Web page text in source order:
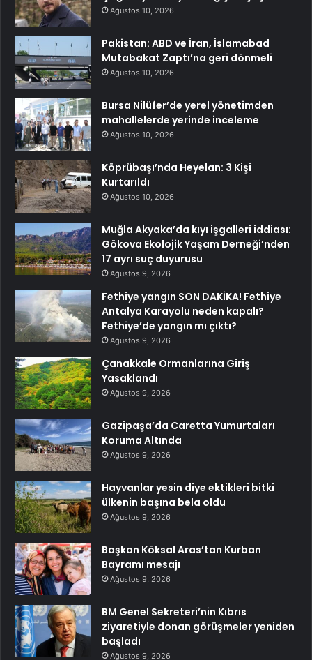
Ağustos 10, 2026
Pakistan: ABD ve İran, İslamabad
Mutabakat Zaptı’na geri dönmeli
Ağustos 10, 2026
Bursa Nilüfer’de yerel yönetimden
mahallelerde yerinde inceleme
Ağustos 10, 2026
Köprübaşı’nda Heyelan: 3 Kişi
Kurtarıldı
Ağustos 10, 2026
Muğla Akyaka’da kıyı işgalleri iddiası:
Gökova Ekolojik Yaşam Derneği’nden
17 ayrı suç duyurusu
Ağustos 9, 2026
Fethiye yangın SON DAKİKA! Fethiye
Antalya Karayolu neden kapalı?
Fethiye’de yangın mı çıktı?
Ağustos 9, 2026
Çanakkale Ormanlarına Giriş
Yasaklandı
Ağustos 9, 2026
Gazipaşa’da Caretta Yumurtaları
Koruma Altında
Ağustos 9, 2026
Hayvanlar yesin diye ektikleri bitki
ülkenin başına bela oldu
Ağustos 9, 2026
Başkan Köksal Aras’tan Kurban
Bayramı mesajı
Ağustos 9, 2026
BM Genel Sekreteri’nin Kıbrıs
ziyaretiyle donan görüşmeler yeniden
başladı
Ağustos 9, 2026